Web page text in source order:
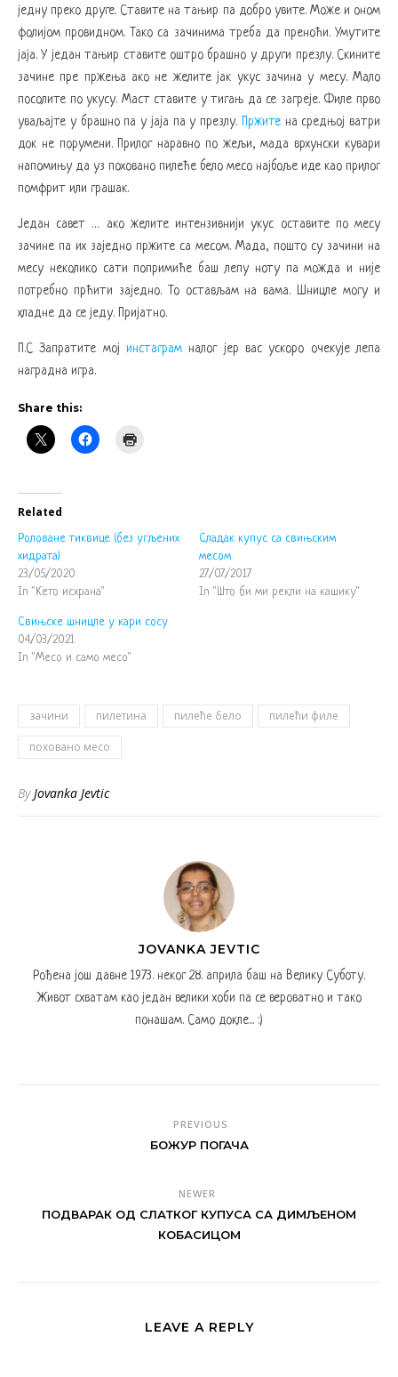
једну преко друге. Ставите на тањир па добро увите. Може и оном
фолијом провидном. Тако са зачинима треба да преноћи. Умутите
јаја. У један тањир ставите оштро брашно у други презлу. Скините
зачине пре пржења ако не желите јак укус зачина у месу. Мало
посолите по укусу. Маст ставите у тигањ да се загреје. Филе прво
уваљајте у брашно па у јаја па у презлу. Пржите на средњој ватри
док не порумени. Прилог наравно по жељи, мада врхунски кувари
напомињу да уз поховано пилеће бело месо најбоље иде као прилог
помфрит или грашак.
Један савет … ако желите интензивнији укус оставите по месу
зачине па их заједно пржите са месом. Мада, пошто су зачини на
месу неколико сати попримиће баш лепу ноту па можда и није
потребно прћити заједно. То остављам на вама. Шницле могу и
хладне да се једу. Пријатно.
П.С Запратите мој инстаграм налог јер вас ускоро очекује лепа
наградна игра.
Share this:
Related
Роловане тиквице (без угљених
хидрата)
23/05/2020
In "Кето исхрана"
Сладак купус са свињским
месом
27/07/2017
In "Што би ми рекли на кашику"
Свињске шницле у кари сосу
04/03/2021
In "Месо и само месо"
зачини пилетина пилеће бело пилећи филе
поховано месо
ByJovanka Jevtic
JOVANKA JEVTIC
Рођена још давне 1973. неког 28. априла баш на Велику Суботу.
Живот схватам као један велики хоби па се вероватно и тако
понашам. Само докле... :)
PREVIOUS
БОЖУР ПОГАЧА
NEWER
ПОДВАРАК ОД СЛАТКОГ КУПУСА СА ДИМЉЕНОМ
КОБАСИЦОМ
LEAVE A REPLY